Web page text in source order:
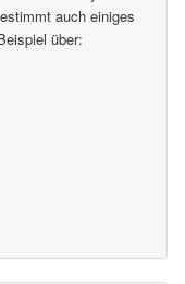
auch einiges
über: